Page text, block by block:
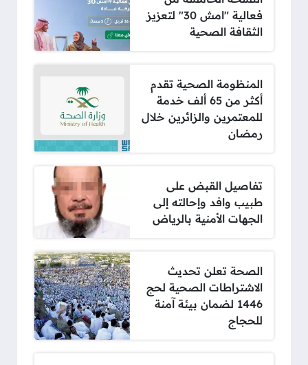
فعالية "امش 30" لتعزيز
الثقافة الصحية
المنظومة الصحية تقدم
أكثر من 65 ألف خدمة
للمعتمرين والزائرين خلال
رمضان
تفاصيل القبض على
طبيب وافد وإحالته إلى
الجهات الأمنية بالرياض
الصحة تعلن تحديث
الاشتراطات الصحية لحج
1446 لضمان بيئة آمنة
للحجاج